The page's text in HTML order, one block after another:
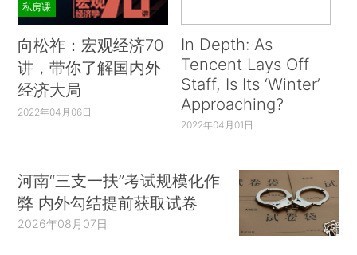
私房课
向松祚：宏观经济70
讲，带你了解国内外
经济大局
2022年04月06日
In Depth: As
Tencent Lays Off
Staff, Is Its ‘Winter’
Approaching?
2022年04月01日
河南“三支一扶”考试规模化作
弊 内外勾结提前获取试卷
2026年08月07日